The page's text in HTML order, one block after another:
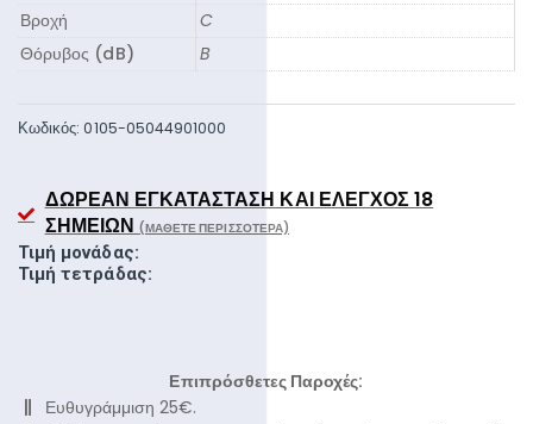
Βροχή
C
Θόρυβος (dB)
B
Κωδικός:0105-05044901000
ΔΩΡΕΆΝ ΕΓΚΑΤΆΣΤΑΣΗ ΚΑΙ ΈΛΕΓΧΟΣ 18
ΣΗΜΕΊΩΝ (ΜΆΘΕΤΕ ΠΕΡΙΣΣΌΤΕΡΑ)
Τιμή μονάδας:
Τιμή τετράδας:
Επιπρόσθετες Παροχές:
Ευθυγράμμιση 25€.